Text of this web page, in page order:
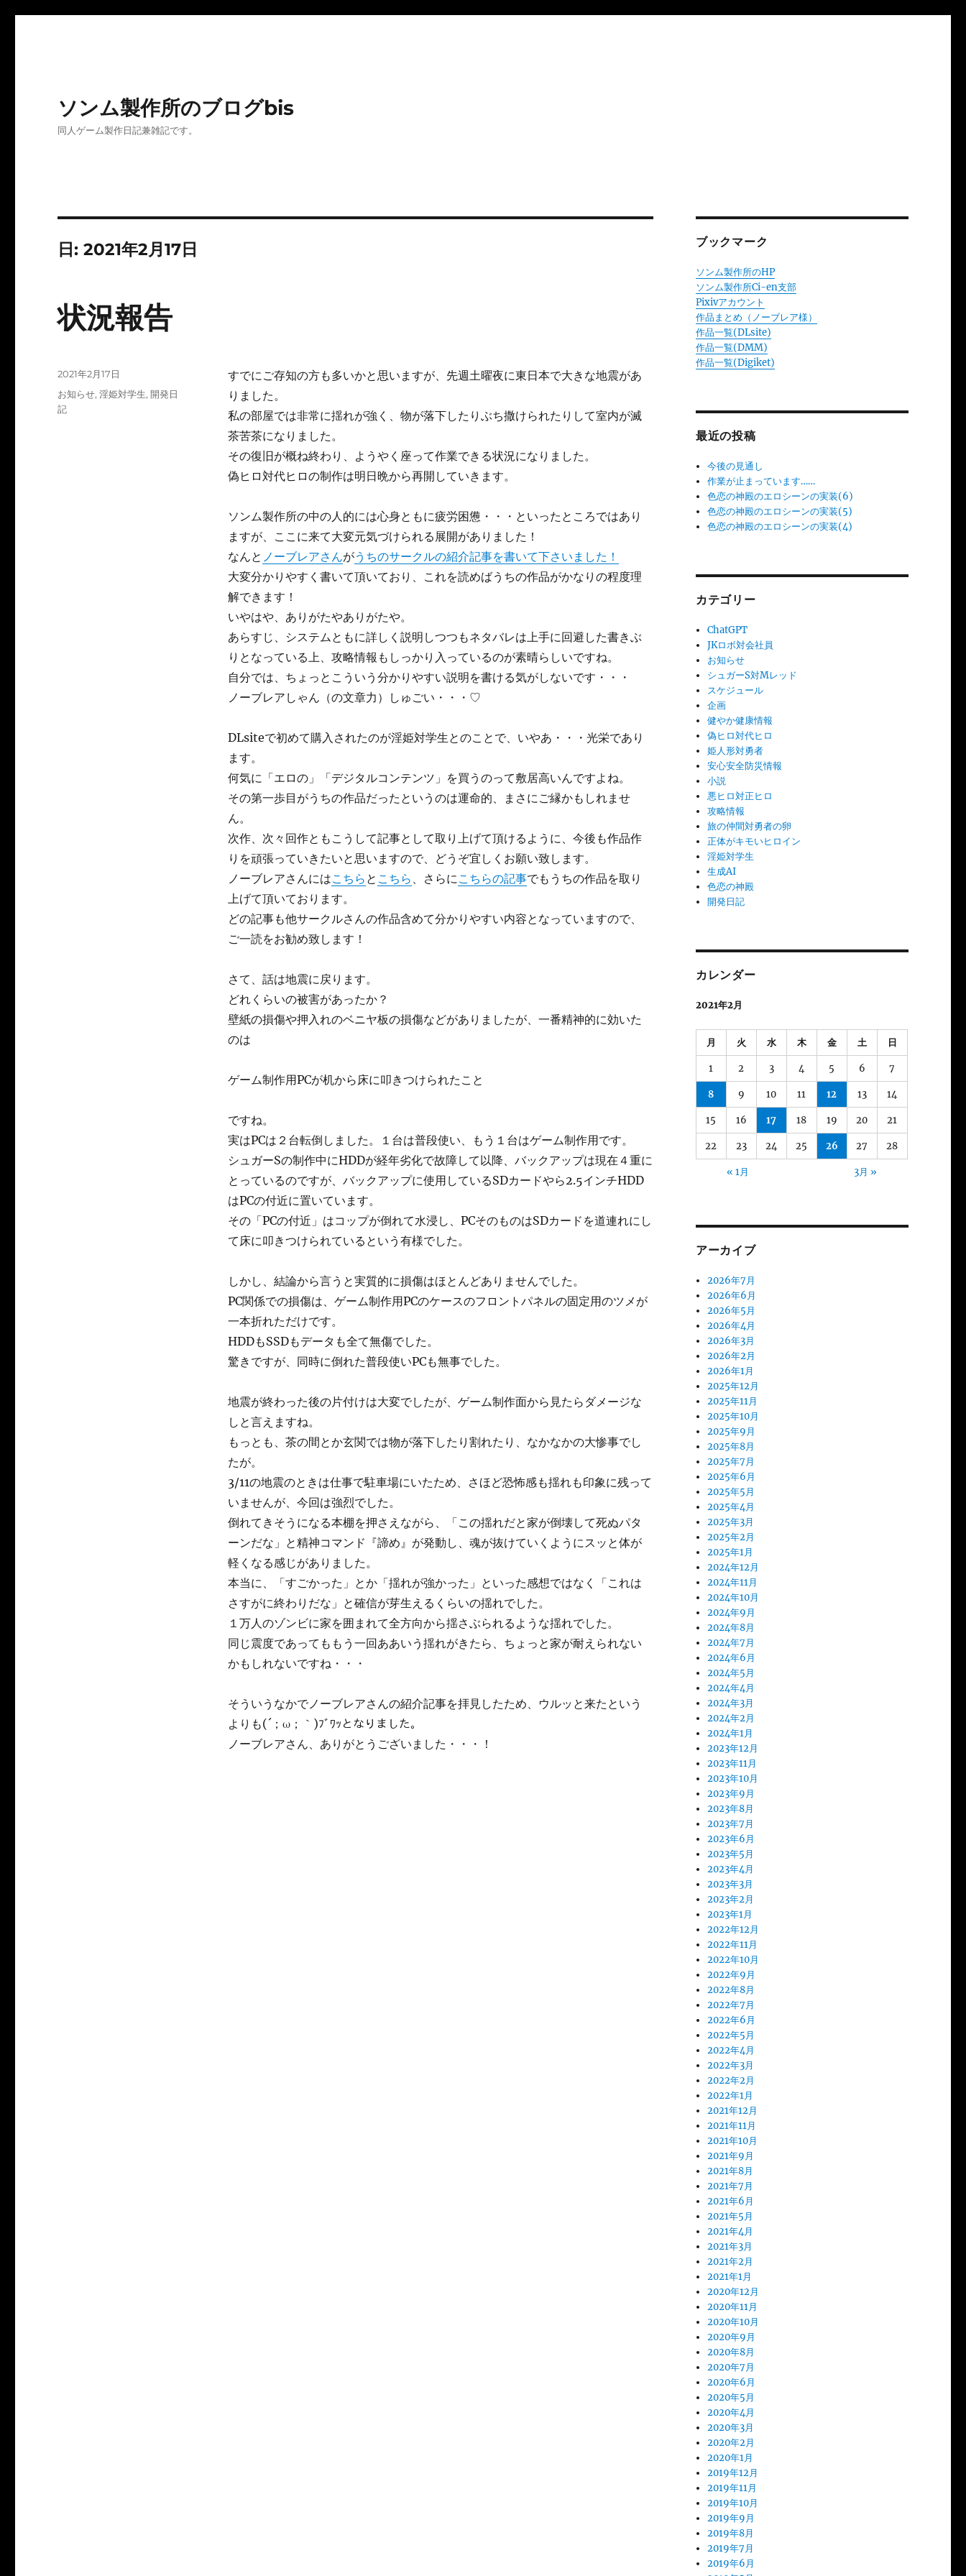
ソンム製作所のブログbis
同人ゲーム製作日記兼雑記です。
日:2021年2月17日
状況報告
すでにご存知の方も多いかと思いますが、先週土曜夜に東日本で大きな地震があ
りました。
私の部屋では非常に揺れが強く、物が落下したりぶち撒けられたりして室内が滅
茶苦茶になりました。
その復旧が概ね終わり、ようやく座って作業できる状況になりました。
偽ヒロ対代ヒロの制作は明日晩から再開していきます。
ソンム製作所の中の人的には心身ともに疲労困憊・・・といったところではあり
ますが、ここに来て大変元気づけられる展開がありました！
なんと ノーブレアさんがうちのサークルの紹介記事を書いて下さいました！
大変分かりやすく書いて頂いており、これを読めばうちの作品がかなりの程度理
解できます！
いやはや、ありがたやありがたや。
あらすじ、システムともに詳しく説明しつつもネタバレは上手に回避した書きぶ
りとなっている上、攻略情報もしっかり入っているのが素晴らしいですね。
自分では、ちょっとこういう分かりやすい説明を書ける気がしないです・・・
ノーブレアしゃん（の文章力）しゅごい・・・♡
DLsiteで初めて購入されたのが淫姫対学生とのことで、いやあ・・・光栄であり
ます。
何気に「エロの」「デジタルコンテンツ」を買うのって敷居高いんですよね。
その第一歩目がうちの作品だったというのは運命的、まさにご縁かもしれませ
ん。
次作、次々回作ともこうして記事として取り上げて頂けるように、今後も作品作
りを頑張っていきたいと思いますので、どうぞ宜しくお願い致します。
ノーブレアさんにはこちら と こちら 、さらにこちらの記事でもうちの作品を取り
上げて頂いております。
どの記事も他サークルさんの作品含めて分かりやすい内容となっていますので、
ご一読をお勧め致します！
さて、話は地震に戻ります。
どれくらいの被害があったか？
壁紙の損傷や押入れのベニヤ板の損傷などがありましたが、一番精神的に効いた
のは
ゲーム制作用PCが机から床に叩きつけられたこと
ですね。
実はPCは２台転倒しました。１台は普段使い、もう１台はゲーム制作用です。
シュガーSの制作中にHDDが経年劣化で故障して以降、バックアップは現在４重に
とっているのですが、バックアップに使用しているSDカードやら2.5インチHDD
はPCの付近に置いています。
その「PCの付近」はコップが倒れて水浸し、PCそのものはSDカードを道連れにし
て床に叩きつけられているという有様でした。
しかし、結論から言うと実質的に損傷はほとんどありませんでした。
PC関係での損傷は、ゲーム制作用PCのケースのフロントパネルの固定用のツメが
一本折れただけです。
HDDもSSDもデータも全て無傷でした。
驚きですが、同時に倒れた普段使いPCも無事でした。
地震が終わった後の片付けは大変でしたが、ゲーム制作面から見たらダメージな
しと言えますね。
もっとも、茶の間とか玄関では物が落下したり割れたり、なかなかの大惨事でし
たが。
3/11の地震のときは仕事で駐車場にいたため、さほど恐怖感も揺れも印象に残って
いませんが、今回は強烈でした。
倒れてきそうになる本棚を押さえながら、「この揺れだと家が倒壊して死ぬパタ
ーンだな」と精神コマンド『諦め』が発動し、魂が抜けていくようにスッと体が
軽くなる感じがありました。
本当に、「すごかった」とか「揺れが強かった」といった感想ではなく「これは
さすがに終わりだな」と確信が芽生えるくらいの揺れでした。
１万人のゾンビに家を囲まれて全方向から揺さぶられるような揺れでした。
同じ震度であってももう一回ああいう揺れがきたら、ちょっと家が耐えられない
かもしれないですね・・・
そういうなかでノーブレアさんの紹介記事を拝見したため、ウルッと来たという
よりも(´；ω；｀)ﾌﾞﾜｯとなりました。
ノーブレアさん、ありがとうございました・・・！
投
稿
日:
2021年2月17日
カ
テ
お知らせ,淫姫対学生, 開発日
記
ブックマーク
ソンム製作所のHP
ソンム製作所Ci-en支部
Pixivアカウント
作品まとめ（ノーブレア様）
作品一覧(DLsite)
作品一覧(DMM)
作品一覧(Digiket)
最近の投稿
今後の見通し
作業が止まっています……
色恋の神殿のエロシーンの実装(6)
色恋の神殿のエロシーンの実装(5)
色恋の神殿のエロシーンの実装(4)
カテゴリー
ChatGPT
JKロボ対会社員
お知らせ
シュガーS対Mレッド
スケジュール
企画
健やか健康情報
偽ヒロ対代ヒロ
姫人形対勇者
安心安全防災情報
小説
悪ヒロ対正ヒロ
攻略情報
旅の仲間対勇者の卵
正体がキモいヒロイン
淫姫対学生
生成AI
色恋の神殿
開発日記
カレンダー
2021年2月
月 火 水 木 金 土 日
1 2 3 4 5 6 7
8 9 10 11 12 13 14
15 16 17 18 19 20 21
22 23 24 25 26 27 28
« 1月 3月 »
アーカイブ
2026年7月
2026年6月
2026年5月
2026年4月
2026年3月
2026年2月
2026年1月
2025年12月
2025年11月
2025年10月
2025年9月
2025年8月
2025年7月
2025年6月
2025年5月
2025年4月
2025年3月
2025年2月
2025年1月
2024年12月
2024年11月
2024年10月
2024年9月
2024年8月
2024年7月
2024年6月
2024年5月
2024年4月
2024年3月
2024年2月
2024年1月
2023年12月
2023年11月
2023年10月
2023年9月
2023年8月
2023年7月
2023年6月
2023年5月
2023年4月
2023年3月
2023年2月
2023年1月
2022年12月
2022年11月
2022年10月
2022年9月
2022年8月
2022年7月
2022年6月
2022年5月
2022年4月
2022年3月
2022年2月
2022年1月
2021年12月
2021年11月
2021年10月
2021年9月
2021年8月
2021年7月
2021年6月
2021年5月
2021年4月
2021年3月
2021年2月
2021年1月
2020年12月
2020年11月
2020年10月
2020年9月
2020年8月
2020年7月
2020年6月
2020年5月
2020年4月
2020年3月
2020年2月
2020年1月
2019年12月
2019年11月
2019年10月
2019年9月
2019年8月
2019年7月
2019年6月